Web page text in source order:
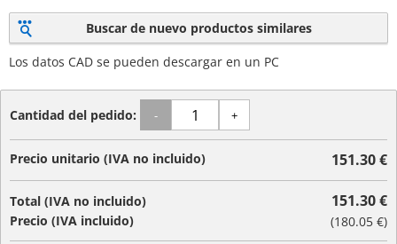
Buscar de nuevo productos similares
Los datos CAD se pueden descargar en un PC
Cantidad del pedido: - +
Precio unitario (IVA no incluido) 151.30 €
Total (IVA no incluido)
Precio (IVA incluido)
151.30 €
(180.05 €)